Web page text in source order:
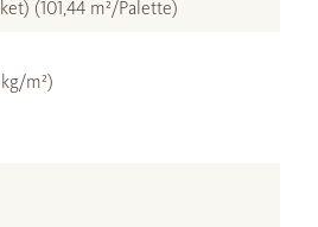
(101,44 m²/Palette)
m²)